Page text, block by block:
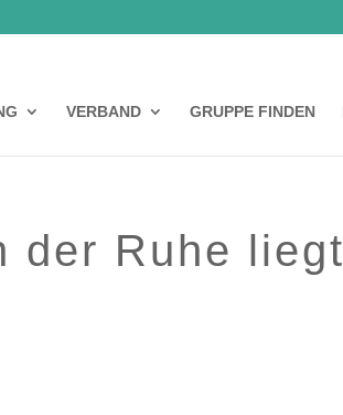
VERBAND GRUPPE FINDEN
der Ruhe